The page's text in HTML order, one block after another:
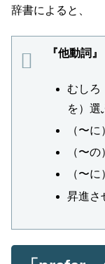
辞書によると、
『他動詞』
むしろ
を）選
（〜
（〜
（〜
昇進さ